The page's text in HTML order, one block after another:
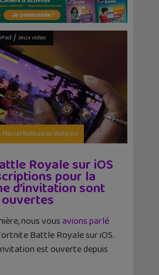
/ Jeux video
Mariel Balbuena Vallejos
Royale sur iOS
pour la
d’invitation sont
ouvertes
nous vousavions parlé
Battle Royale sur iOS.
est ouverte depuis